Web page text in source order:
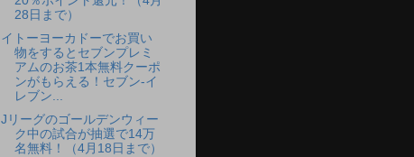
28日まで）
イトーヨーカドーでお買い
物をするとセブンプレミ
アムのお茶1本無料クーポ
ンがもらえる！セブン-イ
レブン...
Jリーグのゴールデンウィー
ク中の試合が抽選で14万
名無料！（4月18日まで）